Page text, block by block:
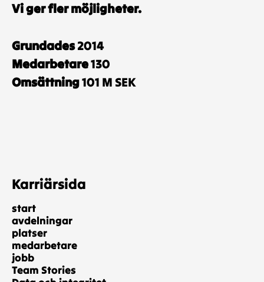
Vi ger fler möjligheter.
Grundades2014
Medarbetare130
Omsättning101 M SEK
Karriärsida
start
avdelningar
platser
medarbetare
jobb
Team Stories